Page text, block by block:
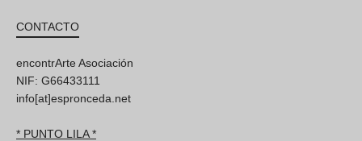
CONTACTO
encontrArte Asociación
NIF: G66433111
info[at]espronceda.net
* PUNTO LILA *